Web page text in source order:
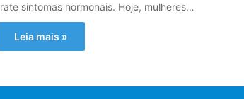
sintomas hormonais. Hoje, mulheres…
Leia mais »